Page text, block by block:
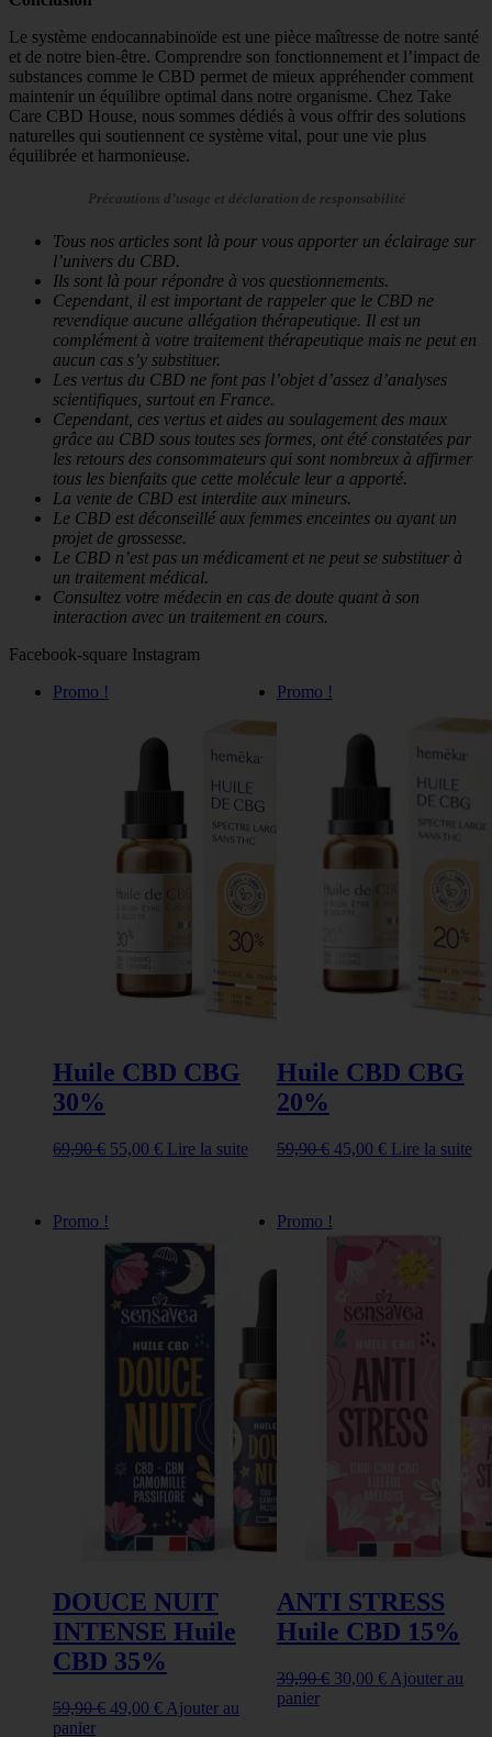
Le système endocannabinoïde est une pièce maîtresse de notre santé
et de notre bien-être. Comprendre son fonctionnement et l’impact de
substances comme le CBD permet de mieux appréhender comment
maintenir un équilibre optimal dans notre organisme. Chez Take
Care CBD House, nous sommes dédiés à vous offrir des solutions
naturelles qui soutiennent ce système vital, pour une vie plus
équilibrée et harmonieuse.
Précautions d’usage et déclaration de responsabilité
Tous nos articles sont là pour vous apporter un éclairage sur
l’univers du CBD.
Ils sont là pour répondre à vos questionnements.
Cependant, il est important de rappeler que le CBD ne
revendique aucune allégation thérapeutique. Il est un
complément à votre traitement thérapeutique mais ne peut en
aucun cas s’y substituer.
Les vertus du CBD ne font pas l’objet d’assez d’analyses
scientifiques, surtout en France.
Cependant, ces vertus et aides au soulagement des maux
grâce au CBD sous toutes ses formes, ont été constatées par
les retours des consommateurs qui sont nombreux à affirmer
tous les bienfaits que cette molécule leur a apporté.
La vente de CBD est interdite aux mineurs.
Le CBD est déconseillé aux femmes enceintes ou ayant un
projet de grossesse.
Le CBD n’est pas un médicament et ne peut se substituer à
un traitement médical.
Consultez votre médecin en cas de doute quant à son
interaction avec un traitement en cours.
Facebook-square Instagram
Promo !
Huile CBD CBG
30%
69,90€ Le
55,00 €Le
Lire la suite
Promo !
Huile CBD CBG
20%
59,90€ Le
59,90 €.
45,00 €Le
Lire la suite
Promo !
DOUCE NUIT
INTENSE Huile
CBD 35%
59,90€ Le
49,00 €LeAjouter au
panier
Promo !
ANTI STRESS
Huile CBD 15%
39,90€ Le
30,00 €LeAjouter au
panier